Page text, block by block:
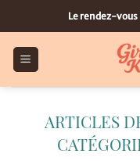
au
contenu
Le rendez-